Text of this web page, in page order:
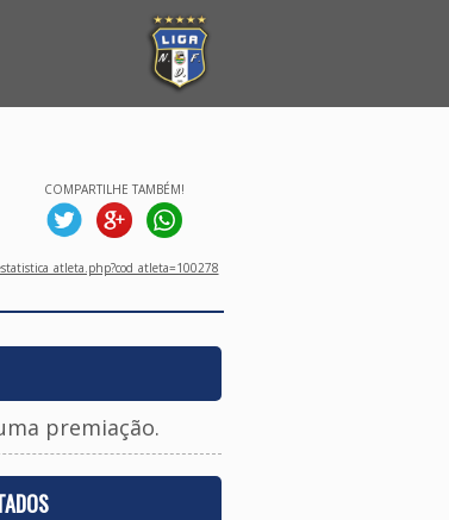
COMPARTILHE TAMBÉM!
premiação.